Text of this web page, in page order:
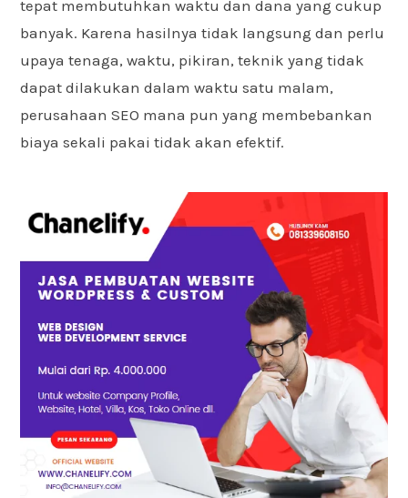
tepat membutuhkan waktu dan dana yang cukup
banyak. Karena hasilnya tidak langsung dan perlu
upaya tenaga, waktu, pikiran, teknik yang tidak
dapat dilakukan dalam waktu satu malam,
perusahaan SEO mana pun yang membebankan
biaya sekali pakai tidak akan efektif.